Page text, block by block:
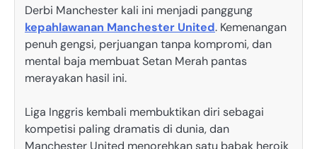
Derbi Manchester kali ini menjadi panggung
kepahlawanan Manchester United. Kemenangan
penuh gengsi, perjuangan tanpa kompromi, dan
mental baja membuat Setan Merah pantas
merayakan hasil ini.
Liga Inggris kembali membuktikan diri sebagai
kompetisi paling dramatis di dunia, dan
Manchester United menorehkan satu babak heroik